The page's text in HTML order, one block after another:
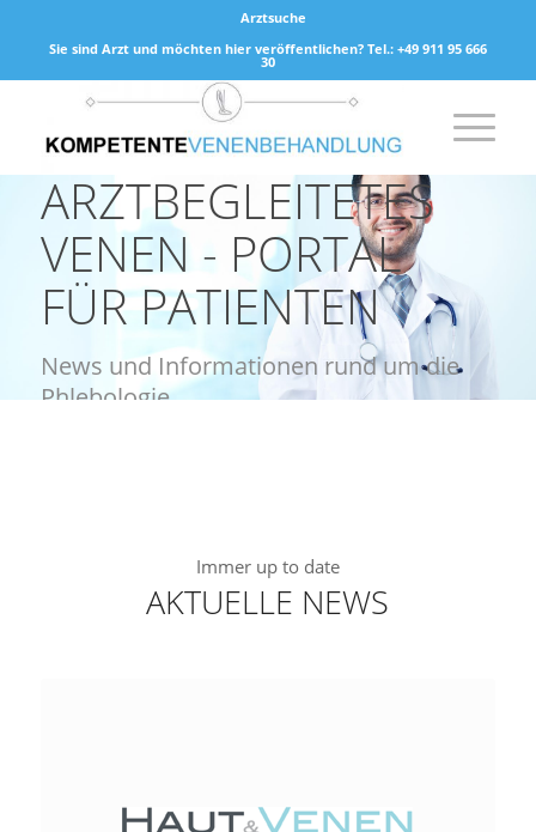
Arztsuche
Sie sind Arzt und möchten hier veröffentlichen? Tel.: +49 911 95 666
30
ARZTBEGLEITETES
VENEN - PORTAL
FÜR PATIENTEN
News und Informationen rund um die
Phlebologie
Immer up to date
AKTUELLE NEWS